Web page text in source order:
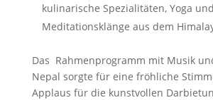
kulinarische Spezialitäten, Yoga und
Meditationsklänge aus dem
Das Rahmenprogramm mit Musik
Nepal sorgte für eine fröhliche
Applaus für die kunstvollen